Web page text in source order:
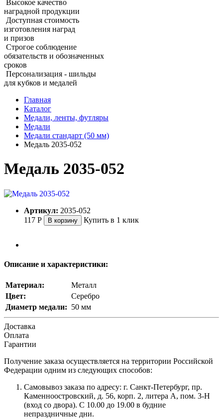
Высокое качество
наградной продукции
Доступная стоимость
изготовления наград
и призов
Строгое соблюдение
обязательств и обозначенных
сроков
Персонализация - шильды
для кубков и медалей
Главная
Каталог
Медали, ленты, футляры
Медали
Медали стандарт (50 мм)
Медаль 2035‑052
Медаль 2035‑052
Артикул: 2035-052
117 Р В корзину Купить в 1 клик
Описание и характеристики:
Материал:
Металл
Цвет:
Серебро
Диаметр медали: 50 мм
Доставка
Оплата
Гарантии
Получение заказа осуществляется на территории Российской
Федерации одним из следующих способов:
Самовывоз заказа по адресу: г. Санкт-Петербург, пр.
Каменноостровский, д. 56, корп. 2, литера А, пом. 3-Н
(вход со двора). С 10.00 до 19.00 в будние
непраздничные дни.